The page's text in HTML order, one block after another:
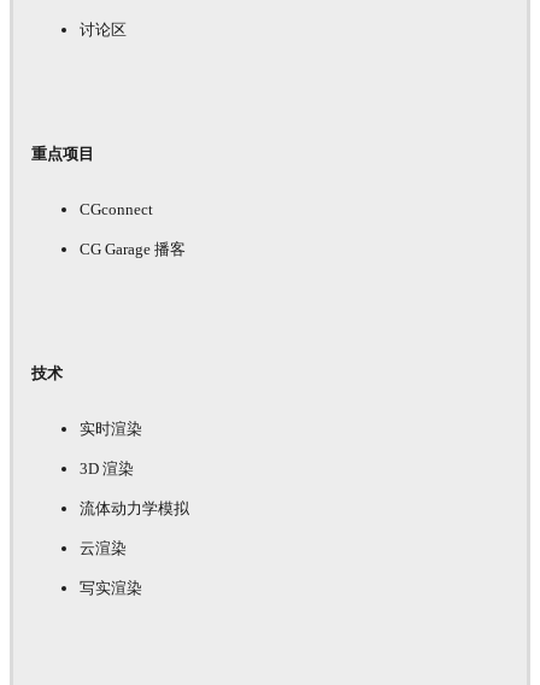
讨论区
重点项目
CGconnect
CG Garage 播客
技术
实时渲染
3D 渲染
流体动力学模拟
云渲染
写实渲染